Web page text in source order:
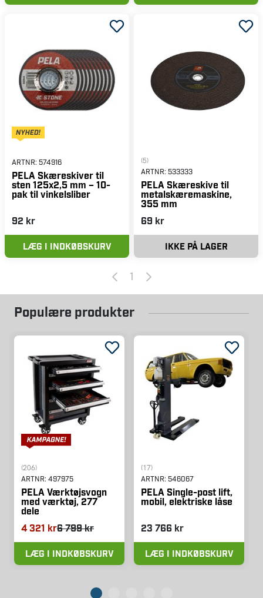
ARTNR: 574916
PELA Skæreskiver til
sten 125x2,5 mm – 10-
pak til vinkelsliber
92 kr
LÆG I INDKØBSKURV
(5)
ARTNR: 533333
PELA Skæreskive til
metalskæremaskine,
355 mm
69 kr
IKKE PÅ LAGER
1
Populære produkter
(206)
ARTNR: 497975
PELA Værktøjsvogn
med værktøj, 277
dele
4 321 kr6 799 kr
LÆG I INDKØBSKURV
(17)
ARTNR: 546067
PELA Single-post lift,
mobil, elektriske låse
23 766 kr
LÆG I INDKØBSKURV